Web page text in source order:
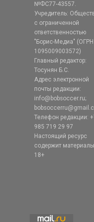
№ФС77-43557.
Учредитель:
с ограниченной
ответственностью
"Борис-Медиа" (ОГРН
1095009003572)
Главный редактор:
Тосунян Б.С.
Адрес электронной
почты редакции:
info@bobsoccer.ru;
Телефон редакции:
985 719 29 97
Настоящий ресурс
содержит
18+